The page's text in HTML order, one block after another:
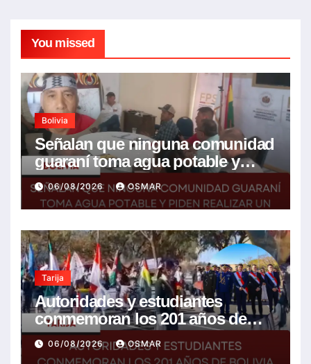
You missed
Bolivia
Señalan que ninguna comunidad
guaraní toma agua potable y
piden realizar un Foro para
resolver la problemática
06/08/2026 OSMAR
Tarija
Autoridades y estudiantes
conmemoran los 201 años de
Bolivia con la esperanza de un
mejor futuro
06/08/2026 OSMAR